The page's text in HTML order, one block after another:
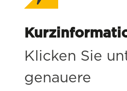
Klicken Sie
genauere